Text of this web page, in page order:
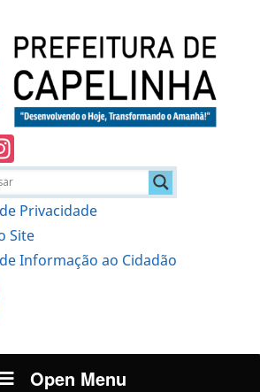
Privacidade
Site
Informação ao Cidadão
Open Menu